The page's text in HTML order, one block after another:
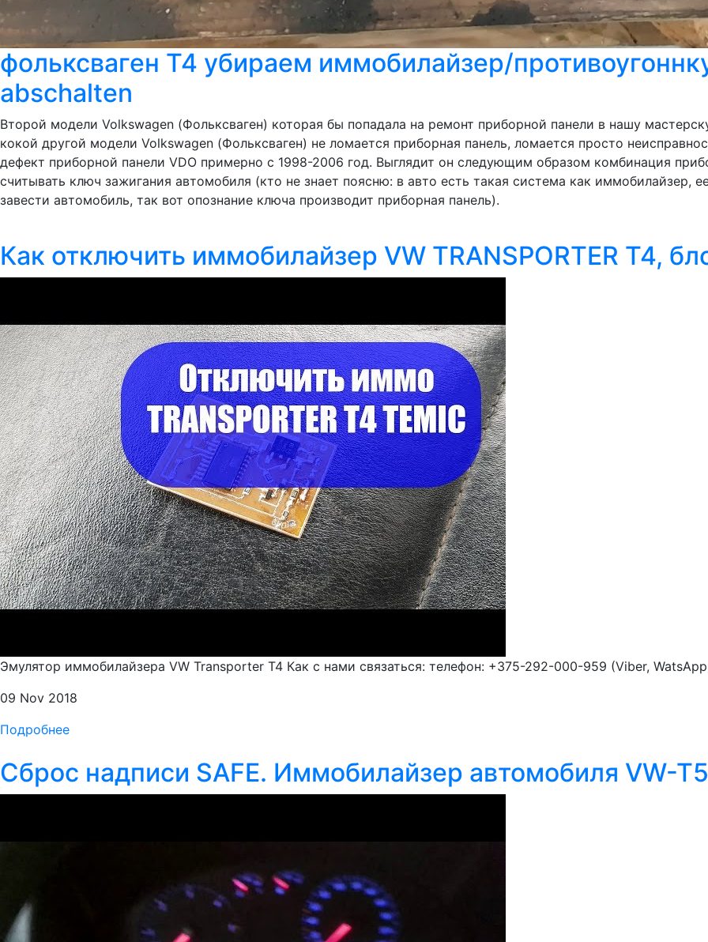
фольксваген Т4 убираем иммобилайзер/
abschalten
Второй модели Volkswagen (Фольксваген) которая бы попадала на ремонт приборной панели в нашу
кокой другой модели Volkswagen (Фольксваген) не ломается приборная панель, ломается просто
дефект приборной панели VDO примерно с 1998-2006 год. Выглядит он следующим образом комбинация
считывать ключ зажигания автомобиля (кто не знает поясню: в авто есть такая система как иммобилайзер,
завести автомобиль, так вот опознание ключа производит приборная панель).
Как отключить иммобилайзер VW TRANSPORTER T4,
Эмулятор иммобилайзера VW Transporter T4 Как с нами связаться: телефон: +375-292-000-959 (Viber,
09 Nov 2018
Подробнее
Сброс надписи SAFE. Иммобилайзер автомобиля VW-T5